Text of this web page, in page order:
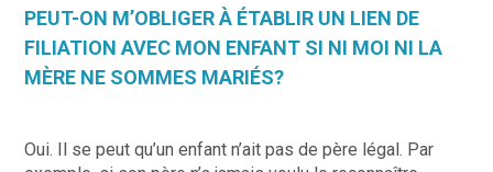
PEUT-ON M’OBLIGER À ÉTABLIR UN LIEN DE
FILIATION AVEC MON ENFANT SI NI MOI NI LA
MÈRE NE SOMMES MARIÉS?
Oui. Il se peut qu’un enfant n’ait pas de père légal. Par